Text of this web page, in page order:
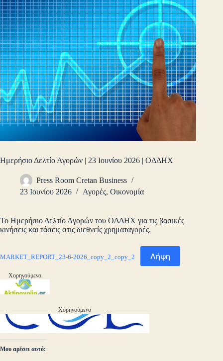
Ημερήσιο Δελτίο Αγορών | 23 Ιουνίου 2026 | ΟΔΔΗΧ
Press Room Cretan Business
23 Ιουνίου 2026
Αγορές, Οικονομία
Το Ημερήσιο Δελτίο Αγορών του ΟΔΔΗΧ για τις βασικές
κινήσεις και τάσεις στις διεθνείς χρηματαγορές.
MARKET_REPORT_23-6-2026_copy_2_copy_2 Λήψη
Χορηγούμενο
Χορηγούμενο
Μου αρέσει αυτό: